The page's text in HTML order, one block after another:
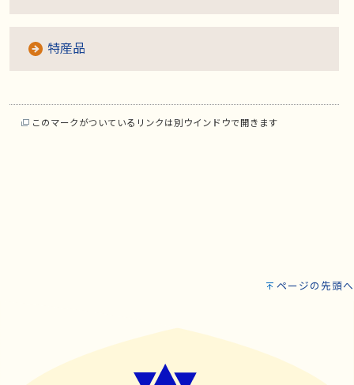
特産品
このマークがついているリンクは別ウインドウで開きます
ページの先頭へ